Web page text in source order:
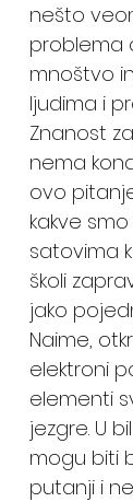
nešto
problema
mnoštvo
ljudima i
Znanost
nema
ovo
kakve
satovima
školi
jako
Naime,
elektroni
elementi
jezgre. U
mogu biti
putanji i